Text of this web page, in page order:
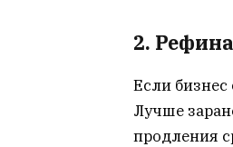
2.
Если
Лучше
продления